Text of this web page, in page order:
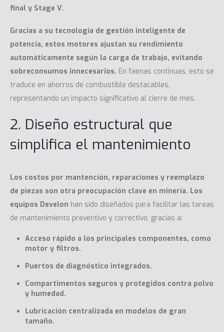
final y Stage V.
Gracias a su tecnología de gestión inteligente de
potencia, estos motores ajustan su rendimiento
automáticamente según la carga de trabajo, evitando
sobreconsumos innecesarios. En faenas continuas, esto se
traduce en ahorros de combustible destacables,
representando un impacto significativo al cierre de mes.
2. Diseño estructural que
simplifica el mantenimiento
Los costos por mantención, reparaciones y reemplazo
de piezas son otra preocupación clave en minería. Los
equipos Develon han sido diseñados para facilitar las tareas
de mantenimiento preventivo y correctivo, gracias a:
Acceso rápido a los principales componentes, como
motor y filtros.
Puertos de diagnóstico integrados.
Compartimentos seguros y protegidos contra polvo
y humedad.
Lubricación centralizada en modelos de gran
tamaño.